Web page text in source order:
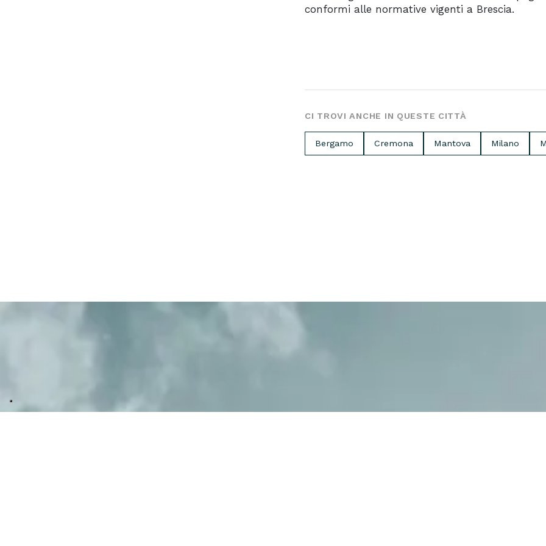
conformi alle normative vigenti a Brescia.
CI TROVI ANCHE IN QUESTE CITTÀ
Bergamo Cremona Mantova Milano